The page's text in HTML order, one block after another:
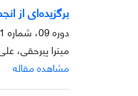
برگزیده‌ای از
دوره 09، شماره 1، خرداد 1397، صفحه
میترا پیرحقی،
مشاهده مقاله